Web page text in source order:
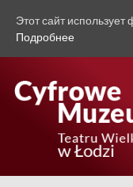
Этот сайт
Подробнее